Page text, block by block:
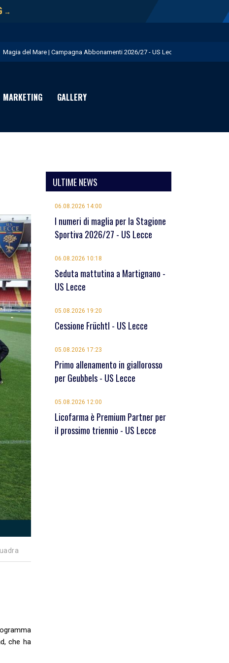
→
Magia del Mare | Campagna Abbonamenti 2026/27 - US Lecce
Licofarma è Premium Partner per il prossimo triennio - US Lecce
Seduta mattutina a Martignano - US Lecce
MARKETING GALLERY
che ha
ULTIME NEWS
06.08.2026 14:00
I numeri di maglia per la Stagione
Sportiva 2026/27 - US Lecce
06.08.2026 10:18
Seduta mattutina a Martignano -
US Lecce
05.08.2026 19:20
Cessione Früchtl - US Lecce
05.08.2026 17:23
Primo allenamento in giallorosso
per Geubbels - US Lecce
05.08.2026 12:00
Licofarma è Premium Partner per
il prossimo triennio - US Lecce